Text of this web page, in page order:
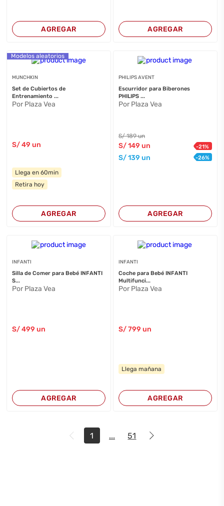
AGREGAR AGREGAR
Modelos aleatorios
MUNCHKIN
Set de Cubiertos de
Entrenamiento ...
Por Plaza Vea
S/49 un
Llega en 60min
Retira hoy
AGREGAR
PHILIPS AVENT
Escurridor para Biberones
PHILIPS ...
Por Plaza Vea
S/189 un
S/149 un -21%
S/139 un -26%
AGREGAR
INFANTI
Silla de Comer para Bebé INFANTI
S...
Por Plaza Vea
S/499 un
AGREGAR
INFANTI
Coche para Bebé INFANTI
Multifunci...
Por Plaza Vea
S/799 un
Llega mañana
AGREGAR
1 ... 51